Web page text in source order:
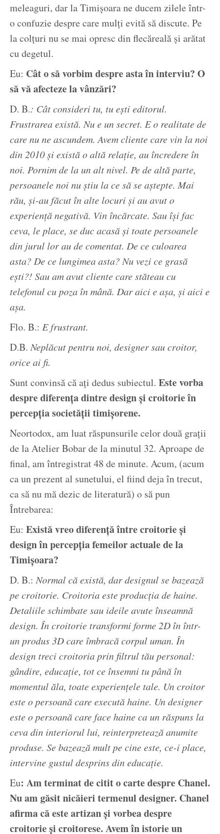
meleaguri, dar la Timișoara ne ducem zilele într-
o confuzie despre care mulți evită să discute. Pe
la colțuri nu se mai opresc din flecăreală și arătat
cu degetul.
Eu: Cât o să vorbim despre asta în interviu? O
să vă afecteze la vânzări?
D. B.: Cât consideri tu, tu ești editorul.
Frustrarea există. Nu e un secret. E o realitate de
care nu ne ascundem. Avem cliente care vin la noi
din 2010 și există o altă relație, au încredere în
noi. Pornim de la un alt nivel. Pe de altă parte,
persoanele noi nu știu la ce să se aștepte. Mai
rău, și-au făcut în alte locuri și au avut o
experiență negativă. Vin încărcate. Sau își fac
ceva, le place, se duc acasă și toate persoanele
din jurul lor au de comentat. De ce culoarea
asta? De ce lungimea asta? Nu vezi ce grasă
ești?! Sau am avut cliente care stăteau cu
telefonul cu poza în mână. Dar aici e așa, și aici e
așa.
Flo. B.: E frustrant.
D.B.Neplăcut pentru noi, designer sau croitor,
orice ai fi.
Sunt convinsă că ați dedus subiectul. Este vorba
despre diferența dintre design și croitorie în
percepția societății timișorene.
Neortodox, am luat răspunsurile celor două grații
de la Atelier Bobar de la minutul 32. Aproape de
final, am întregistrat 48 de minute. Acum, (acum
ca un prezent al sunetului, el fiind deja în trecut,
ca să nu mă dezic de literatură) o să pun
Întrebarea:
Eu: Există vreo diferență între croitorie și
design în percepția femeilor actuale de la
Timișoara?
D. B.:Normal că există, dar designul se bazează
pe croitorie. Croitoria este producția de haine.
Detaliile schimbate sau ideile avute înseamnă
design. În croitorie transformi forme 2D în într-
un produs 3D care îmbracă corpul uman. În
design treci croitoria prin filtrul tău personal:
gândire, educație, tot ce însemni tu până în
momentul ăla, toate experiențele tale. Un croitor
este o persoană care execută haine. Un designer
este o persoană care face haine ca un răspuns la
ceva din interiorul lui, reinterpretează anumite
produse. Se bazează mult pe cine este, ce-i place,
intervine gustul desprins din educație.
Eu: Am terminat de citit o carte despre Chanel.
Nu am găsit nicăieri termenul designer. Chanel
afirma că este artizan și vorbea despre
croitorie și croitorese. Avem în istorie un